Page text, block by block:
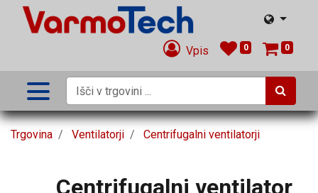
Vpis 0 0
Trgovina Ventilatorji Centrifugalni ventilatorji
Centrifugalni ventilator